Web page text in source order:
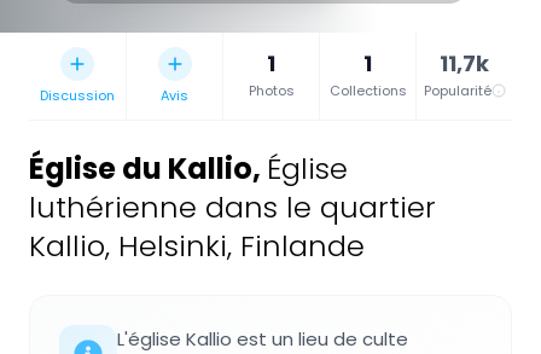
Discussion Avis
1
Photos
1
Collections
11,7k
Popularité
Église du Kallio, Église
luthérienne dans le quartier
Kallio, Helsinki, Finlande
L'église Kallio est un lieu de culte